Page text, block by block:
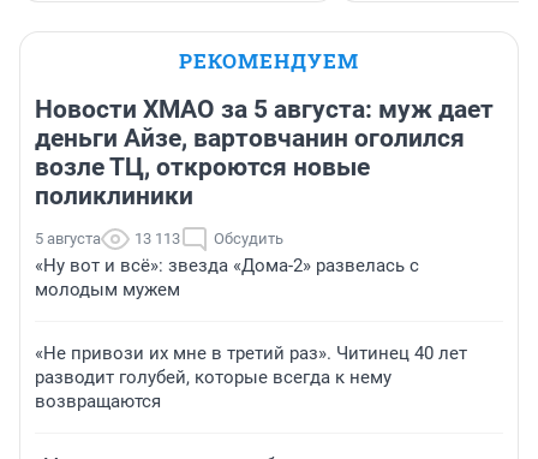
РЕКОМЕНДУЕМ
Новости ХМАО за 5 августа: муж дает
деньги Айзе, вартовчанин оголился
возле ТЦ, откроются новые
поликлиники
5 августа 13 113 Обсудить
«Ну вот и всё»: звезда «Дома-2» развелась с
молодым мужем
«Не привози их мне в третий раз». Читинец 40 лет
разводит голубей, которые всегда к нему
возвращаются